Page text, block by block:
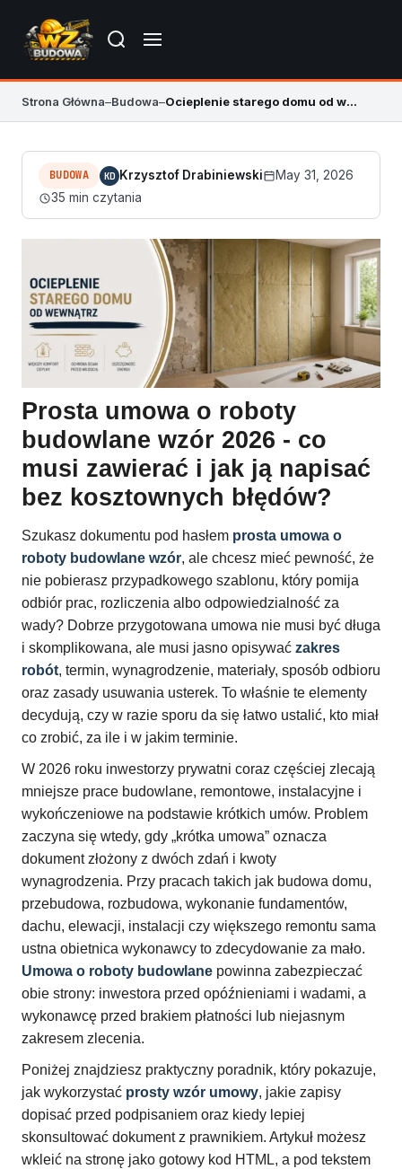
Strona Główna–Budowa– Ocieplenie starego domu od wewnątrz bez wilgoci
BUDOWA KD Krzysztof Drabiniewski
May 31, 2026
35 min czytania
Prosta umowa o roboty
budowlane wzór 2026 - co
musi zawierać i jak ją napisać
bez kosztownych błędów?
Szukasz dokumentu pod hasłem prosta umowa o
roboty budowlane wzór, ale chcesz mieć pewność, że
nie pobierasz przypadkowego szablonu, który pomija
odbiór prac, rozliczenia albo odpowiedzialność za
wady? Dobrze przygotowana umowa nie musi być długa
i skomplikowana, ale musi jasno opisywać zakres
robót, termin, wynagrodzenie, materiały, sposób odbioru
oraz zasady usuwania usterek. To właśnie te elementy
decydują, czy w razie sporu da się łatwo ustalić, kto miał
co zrobić, za ile i w jakim terminie.
W 2026 roku inwestorzy prywatni coraz częściej zlecają
mniejsze prace budowlane, remontowe, instalacyjne i
wykończeniowe na podstawie krótkich umów. Problem
zaczyna się wtedy, gdy „krótka umowa” oznacza
dokument złożony z dwóch zdań i kwoty
wynagrodzenia. Przy pracach takich jak budowa domu,
przebudowa, rozbudowa, wykonanie fundamentów,
dachu, elewacji, instalacji czy większego remontu sama
ustna obietnica wykonawcy to zdecydowanie za mało.
Umowa o roboty budowlane powinna zabezpieczać
obie strony: inwestora przed opóźnieniami i wadami, a
wykonawcę przed brakiem płatności lub niejasnym
zakresem zlecenia.
Poniżej znajdziesz praktyczny poradnik, który pokazuje,
jak wykorzystać prosty wzór umowy, jakie zapisy
dopisać przed podpisaniem oraz kiedy lepiej
skonsultować dokument z prawnikiem. Artykuł możesz
wkleić na stronę jako gotowy kod HTML, a pod tekstem